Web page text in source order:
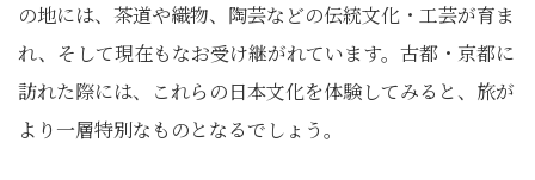
の地には、茶道や織物、陶芸などの伝統文化・工芸が育ま
れ、そして現在もなお受け継がれています。古都・京都に
訪れた際には、これらの日本文化を体験してみると、旅が
より一層特別なものとなるでしょう。